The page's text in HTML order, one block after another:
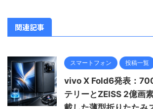
関連記事
スマートフォン 投稿一覧
vivo X Fold6発表：
テリーとZEISS 2億画